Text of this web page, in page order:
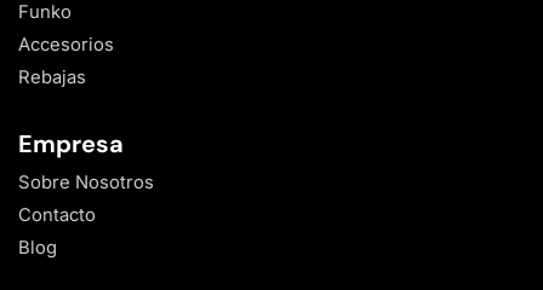
Funko
Accesorios
Rebajas
Empresa
Sobre Nosotros
Contacto
Blog